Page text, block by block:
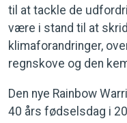
til at tackle de
være i stand til at
klimaforandringer,
regnskove og den
Den nye Rainbow
40 års fødselsdag i